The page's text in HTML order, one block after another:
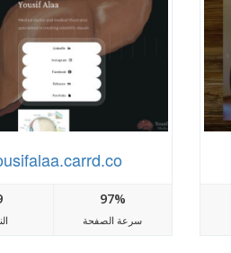
97%
سرعة الصفحة